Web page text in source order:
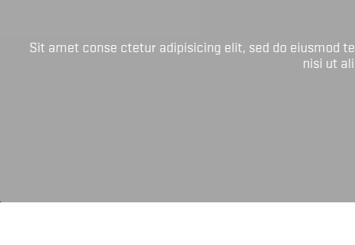
Sit amet conse ctetur adipisicing elit, sed do eiusmod
nisi ut